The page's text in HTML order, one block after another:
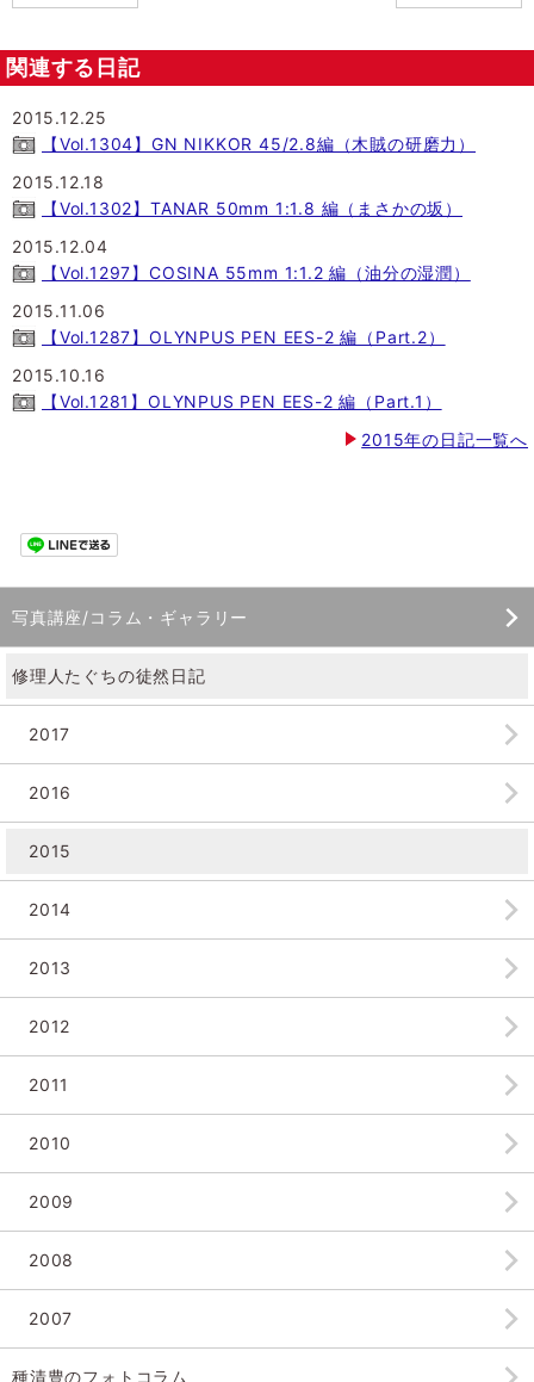
関連する日記
2015.12.25
【Vol.1304】GN NIKKOR 45/2.8編（木賊の研磨力）
2015.12.18
【Vol.1302】TANAR 50mm 1:1.8 編（まさかの坂）
2015.12.04
【Vol.1297】COSINA 55mm 1:1.2 編（油分の湿潤）
2015.11.06
【Vol.1287】OLYNPUS PEN EES-2 編（Part.2）
2015.10.16
【Vol.1281】OLYNPUS PEN EES-2 編（Part.1）
2015年の日記一覧へ
写真講座/コラム・ギャラリー
修理人たぐちの徒然日記
2017
2016
2015
2014
2013
2012
2011
2010
2009
2008
2007
種清豊のフォトコラム